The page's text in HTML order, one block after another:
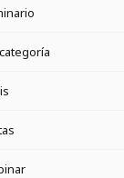
<i> <q